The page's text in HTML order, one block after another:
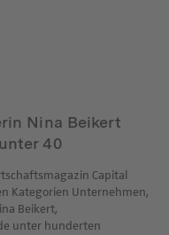
Nina Beikert
40
Capital
Kategorien Unternehmen,
Beikert,
unter hunderten